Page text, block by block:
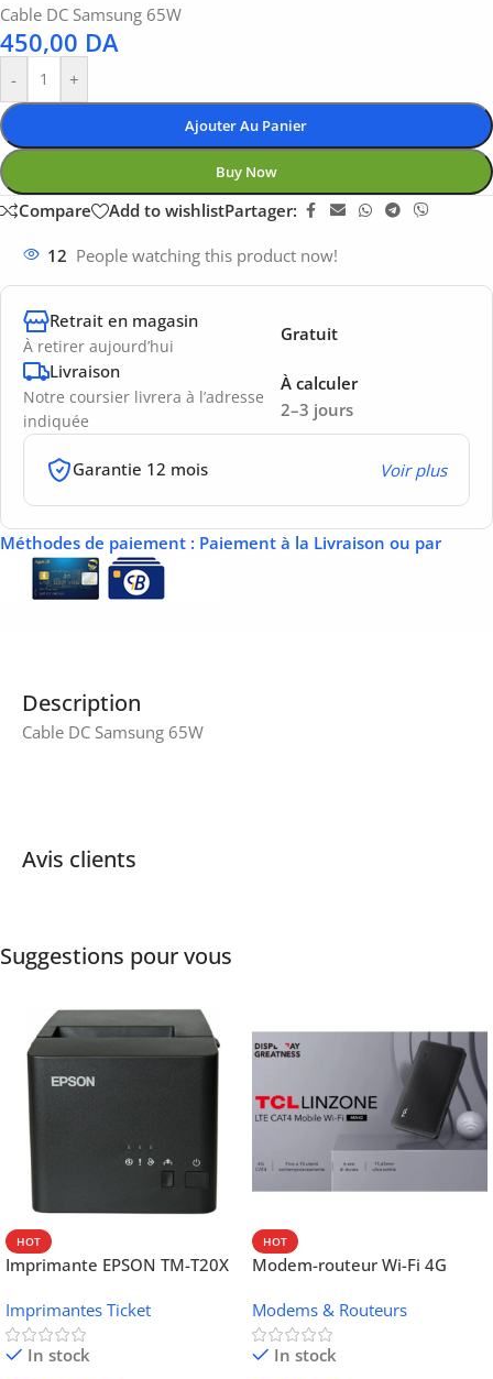
Cable DC Samsung 65W
450,00 DA
- +
Ajouter Au Panier
Buy Now
Compare Add to wishlistPartager:
12 People watching this product now!
Retrait en magasin
À retirer aujourd’hui
Gratuit
Livraison
Notre coursier livrera à l’adresse
indiquée
2–3 jours
À calculer
Garantie 12 mois Voir plus
Méthodes de paiement : Paiement à la Livraison ou par
Description
Cable DC Samsung 65W
Avis clients
Suggestions pour vous
HOT
Imprimante EPSON TM-T20X
Ethernet
Imprimantes Ticket
In stock
HOT
Modem-routeur Wi-Fi 4G
Modems & Routeurs
In stock